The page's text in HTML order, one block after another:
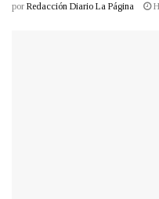
por Redacción Diario La Página